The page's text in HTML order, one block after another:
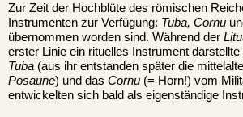
Zur Zeit der Hochblüte des römischen
Instrumenten zur Verfügung: Tuba, Cornu
übernommen worden sind. Während der
erster Linie ein rituelles Instrument
Tuba (aus ihr entstanden später die
Posaune) und das Cornu (= Horn!) vom
entwickelten sich bald als eigenständige